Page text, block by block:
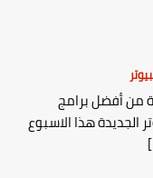
من أفضل برامج
الجديدة هذا الاسبوع